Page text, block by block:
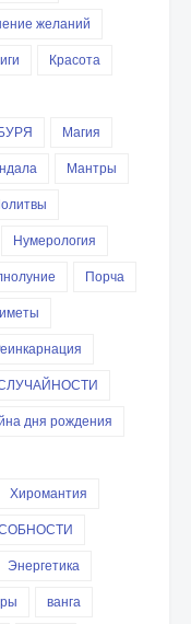
желаний
Красота
Магия
Мантры
Нумерология
Порча
дня рождения
Хиромантия
Энергетика
ванга